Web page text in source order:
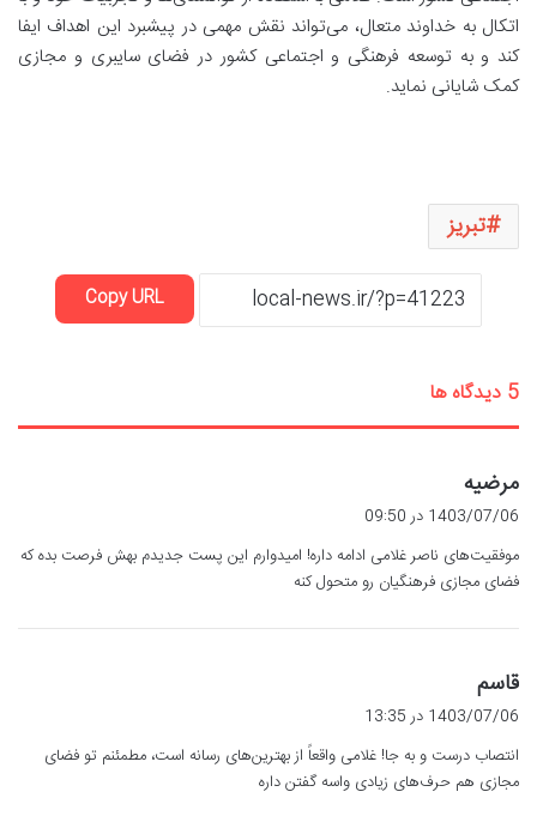
اتکال به خداوند متعال، می‌تواند نقش مهمی در پیشبرد این اهداف ایفا
کند و به توسعه فرهنگی و اجتماعی کشور در فضای سایبری و مجازی
کمک شایانی نماید.
تبریز
Copy URL
‫5 دیدگاه ها
مرضیه
ف
:
1403/07/06 در 09:50
موفقیت‌های ناصر غلامی ادامه داره! امیدوارم این پست جدیدم بهش فرصت بده که
فضای مجازی فرهنگیان رو متحول کنه
قاسم
ف
:
1403/07/06 در 13:35
انتصاب درست و به جا! غلامی واقعاً از بهترین‌های رسانه است، مطمئنم تو فضای
مجازی هم حرف‌های زیادی واسه گفتن داره